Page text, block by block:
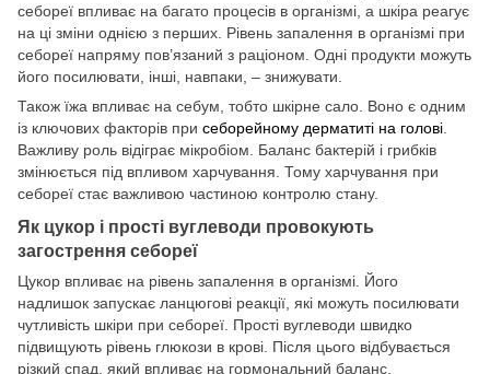
себореї впливає на багато процесів в організмі, а шкіра реагує
на ці зміни однією з перших. Рівень запалення в організмі при
себореї напряму пов’язаний з раціоном. Одні продукти можуть
його посилювати, інші, навпаки, – знижувати.
Також їжа впливає на себум, тобто шкірне сало. Воно є одним
із ключових факторів при себорейному дерматиті на голові
Важливу роль відіграє мікробіом. Баланс бактерій і грибків
змінюється під впливом харчування. Тому харчування при
себореї стає важливою частиною контролю стану.
Як цукор і прості вуглеводи провокують
загострення себореї
Цукор впливає на рівень запалення в організмі. Його
надлишок запускає ланцюгові реакції, які можуть посилювати
чутливість шкіри при себореї. Прості вуглеводи швидко
підвищують рівень глюкози в крові. Після цього відбувається
різкий спад, який впливає на гормональний баланс.